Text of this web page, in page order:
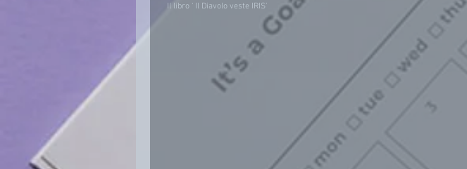
Il libro ‘ Il Diavolo veste IRIS’